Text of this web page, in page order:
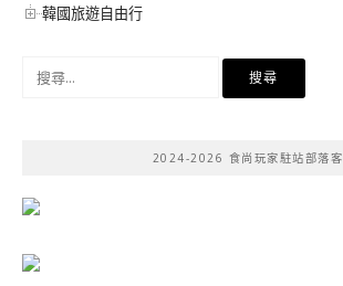
韓國旅遊自由行
2024-2026 食尚玩家駐站部落客